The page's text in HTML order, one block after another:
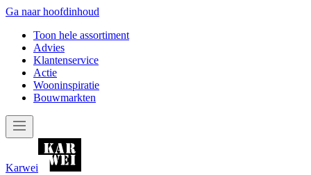
Ga naar hoofdinhoud
Toon hele assortiment
Advies
Klantenservice
Actie
Wooninspiratie
Bouwmarkten
Karwei